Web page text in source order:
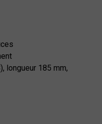
longueur 185 mm,